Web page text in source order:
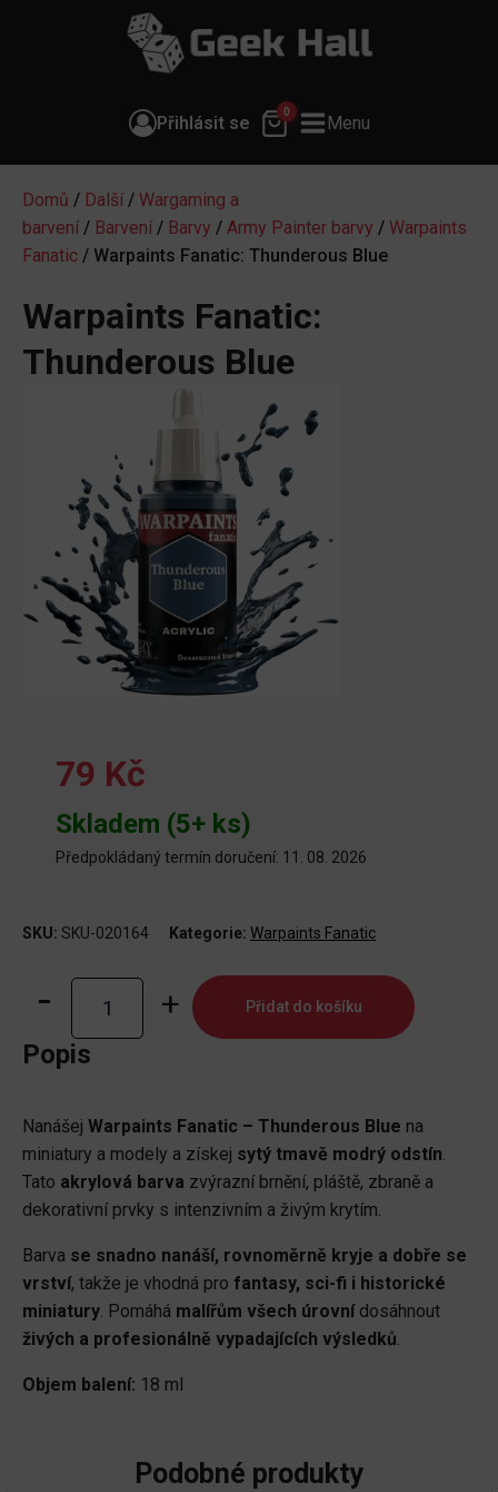
Přihlásit se
0
Menu
Domů / Další / Wargaming a
barvení / Barvení / Barvy / Army Painter barvy / Warpaints
Fanatic / Warpaints Fanatic: Thunderous Blue
Warpaints Fanatic:
Thunderous Blue
79 Kč
Skladem (5+ ks)
Předpokládaný termín doručení: 11. 08. 2026
SKU: SKU-020164 Kategorie: Warpaints Fanatic
Warpaints
Fanatic:
Thunderous
Přidat do košíku
Popis
Nanášej Warpaints Fanatic – Thunderous Blue na
miniatury a modely a získej sytý tmavě modrý odstín.
Tato akrylová barva zvýrazní brnění, pláště, zbraně a
dekorativní prvky s intenzivním a živým krytím.
Barva se snadno nanáší, rovnoměrně kryje a dobře se
vrství, takže je vhodná pro fantasy, sci-fi i historické
miniatury. Pomáhá malířům všech úrovnídosáhnout
živých a profesionálně vypadajících výsledků.
Objem balení: 18 ml
Podobné produkty